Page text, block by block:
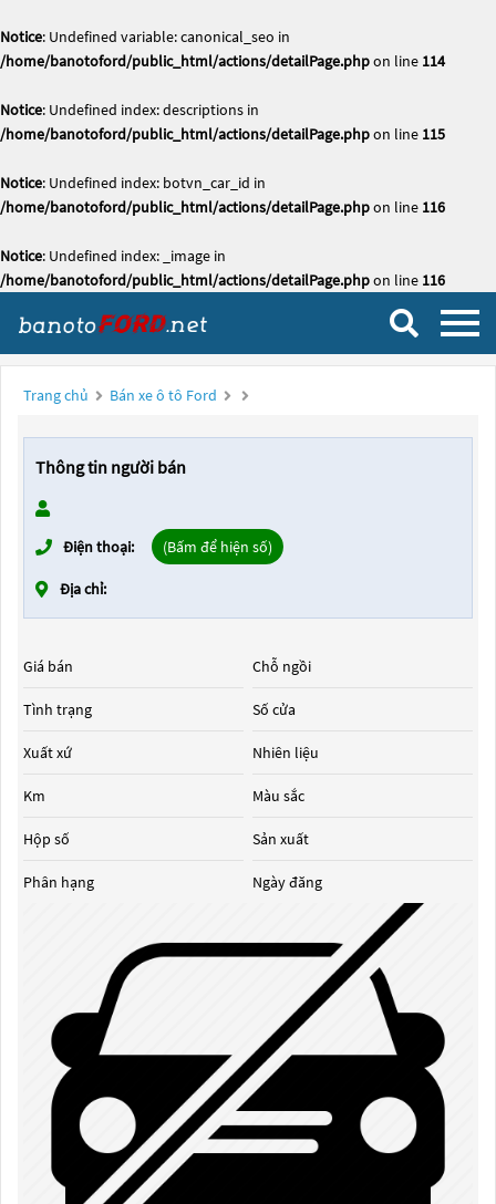
Notice: Undefined variable: canonical_seo in
/home/banotoford/public_html/actions/detailPage.phpon line 114
Notice: Undefined index: descriptions in
/home/banotoford/public_html/actions/detailPage.phpon line 115
Notice: Undefined index: botvn_car_id in
/home/banotoford/public_html/actions/detailPage.phpon line 116
Notice: Undefined index: _image in
/home/banotoford/public_html/actions/detailPage.phpon line 116
Trang chủ Bán xe ô tô Ford
Thông tin người bán
Điện thoại: (Bấm để hiện số)
Địa chỉ:
Giá bán
Tình trạng
Xuất xứ
Km
Hộp số
Phân hạng
Chỗ ngồi
Số cửa
Nhiên liệu
Màu sắc
Sản xuất
Ngày đăng